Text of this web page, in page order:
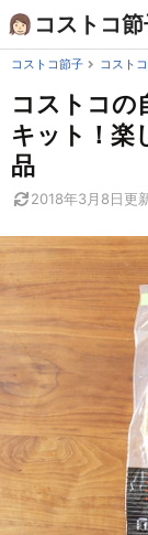
Skip
to
content
コストコ
コストコ節子 コスト
コストコの
キット！楽
品
2018年3月8日更